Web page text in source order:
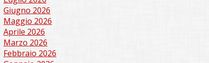
Giugno 2026
Maggio 2026
Aprile 2026
Marzo 2026
Febbraio 2026